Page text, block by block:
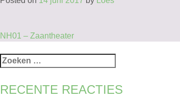
BERICHT
NAVIGATIE
NH01 – Zaantheater
Zoeken
naar:
RECENTE REACTIES